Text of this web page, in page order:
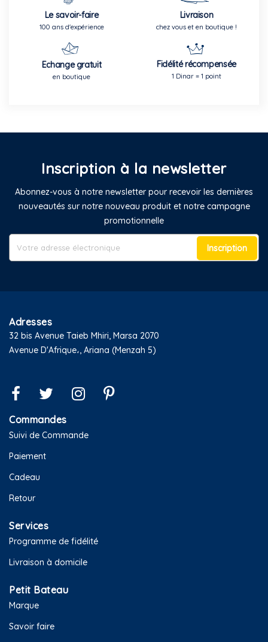
Le savoir-faire
100 ans d'expérience
Livraison
chez vous et en boutique !
Echange gratuit
en boutique
Fidélité récompensée
1 Dinar = 1 point
Inscription à la newsletter
Abonnez-vous à notre newsletter pour recevoir les dernières
nouveautés sur notre nouveau produit et notre campagne
promotionnelle
Inscription
Adresses
32 bis Avenue Taieb Mhiri, Marsa 2070
Avenue D'Afrique،, Ariana (Menzah 5)
Commandes
Suivi de Commande
Paiement
Cadeau
Retour
Services
Programme de fidélité
Livraison à domicile
Petit Bateau
Marque
Savoir faire